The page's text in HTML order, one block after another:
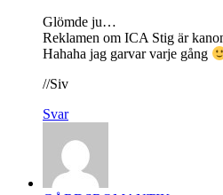
Glömde ju…
Reklamen om ICA Stig är
Hahaha jag garvar varje gång
//Siv
Svar